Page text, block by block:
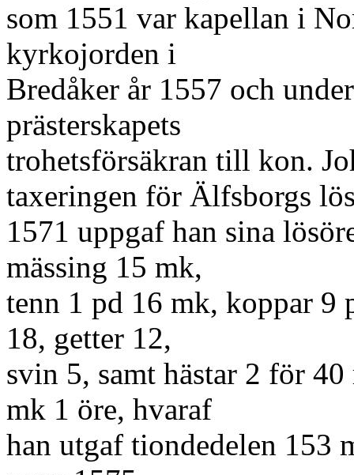
som 1551 var kapellan i
kyrkojorden i
Bredåker år 1557 och
prästerskapets
trohetsförsäkran till kon.
taxeringen för Älfsborgs
1571 uppgaf han sina
mässing 15 mk,
tenn 1 pd 16 mk, koppar
18, getter 12,
svin 5, samt hästar 2 för
mk 1 öre, hvaraf
han utgaf tiondedelen 153